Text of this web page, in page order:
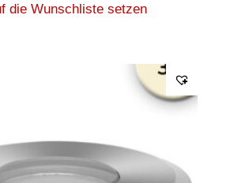
die Wunschliste setzen